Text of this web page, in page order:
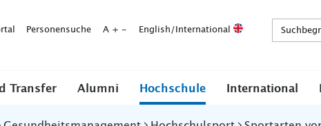
Personensuche A + - English/International
Transfer Alumni Hochschule International